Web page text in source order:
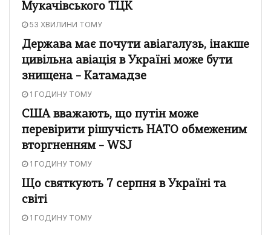
Мукачівського ТЦК
53 ХВИЛИНИ ТОМУ
Держава має почути авіагалузь, інакше
цивільна авіація в Україні може бути
знищена – Катамадзе
1 ГОДИНУ ТОМУ
США вважають, що путін може
перевірити рішучість НАТО обмеженим
вторгненням – WSJ
1 ГОДИНУ ТОМУ
Що святкують 7 серпня в Україні та
світі
1 ГОДИНУ ТОМУ